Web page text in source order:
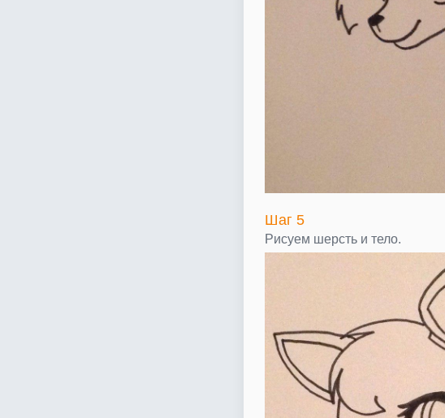
Шаг 5
Рисуем шерсть и тело.